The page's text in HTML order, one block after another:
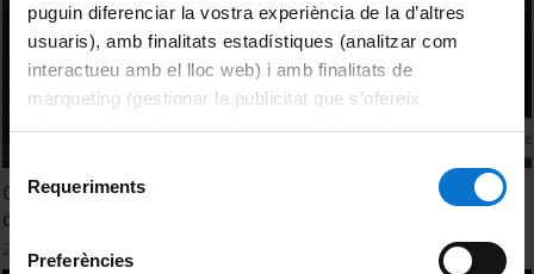
puguin diferenciar la vostra experiència de la d’altres
usuaris), amb finalitats estadístiques (analitzar com
interactueu amb el lloc web) i amb finalitats de
màrqueting (gestionar la publicitat que s’ofereix
adequant-la en funció dels vostres hàbits de navegació).
consultar laPolítica de galetes del lloc web de la
de
consentiment
Requeriments
Preferències
Conferència: Base conceptual de desenvolupar vacunes
de mRNA - Ateneu UB
23 May, 2022